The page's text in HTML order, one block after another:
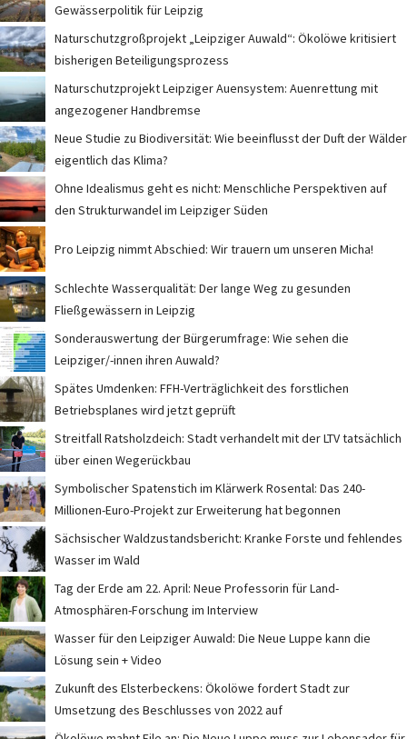
Gewässerpolitik für Leipzig
Naturschutzgroßprojekt „Leipziger Auwald“: Ökolöwe kritisiert
bisherigen Beteiligungsprozess
Naturschutzprojekt Leipziger Auensystem: Auenrettung mit
angezogener Handbremse
Neue Studie zu Biodiversität: Wie beeinflusst der Duft der Wälder
eigentlich das Klima?
Ohne Idealismus geht es nicht: Menschliche Perspektiven auf
den Strukturwandel im Leipziger Süden
Pro Leipzig nimmt Abschied: Wir trauern um unseren Micha!
Schlechte Wasserqualität: Der lange Weg zu gesunden
Fließgewässern in Leipzig
Sonderauswertung der Bürgerumfrage: Wie sehen die
Leipziger/-innen ihren Auwald?
Spätes Umdenken: FFH-Verträglichkeit des forstlichen
Betriebsplanes wird jetzt geprüft
Streitfall Ratsholzdeich: Stadt verhandelt mit der LTV tatsächlich
über einen Wegerückbau
Symbolischer Spatenstich im Klärwerk Rosental: Das 240-
Millionen-Euro-Projekt zur Erweiterung hat begonnen
Sächsischer Waldzustandsbericht: Kranke Forste und fehlendes
Wasser im Wald
Tag der Erde am 22. April: Neue Professorin für Land-
Atmosphären-Forschung im Interview
Wasser für den Leipziger Auwald: Die Neue Luppe kann die
Lösung sein + Video
Zukunft des Elsterbeckens: Ökolöwe fordert Stadt zur
Umsetzung des Beschlusses von 2022 auf